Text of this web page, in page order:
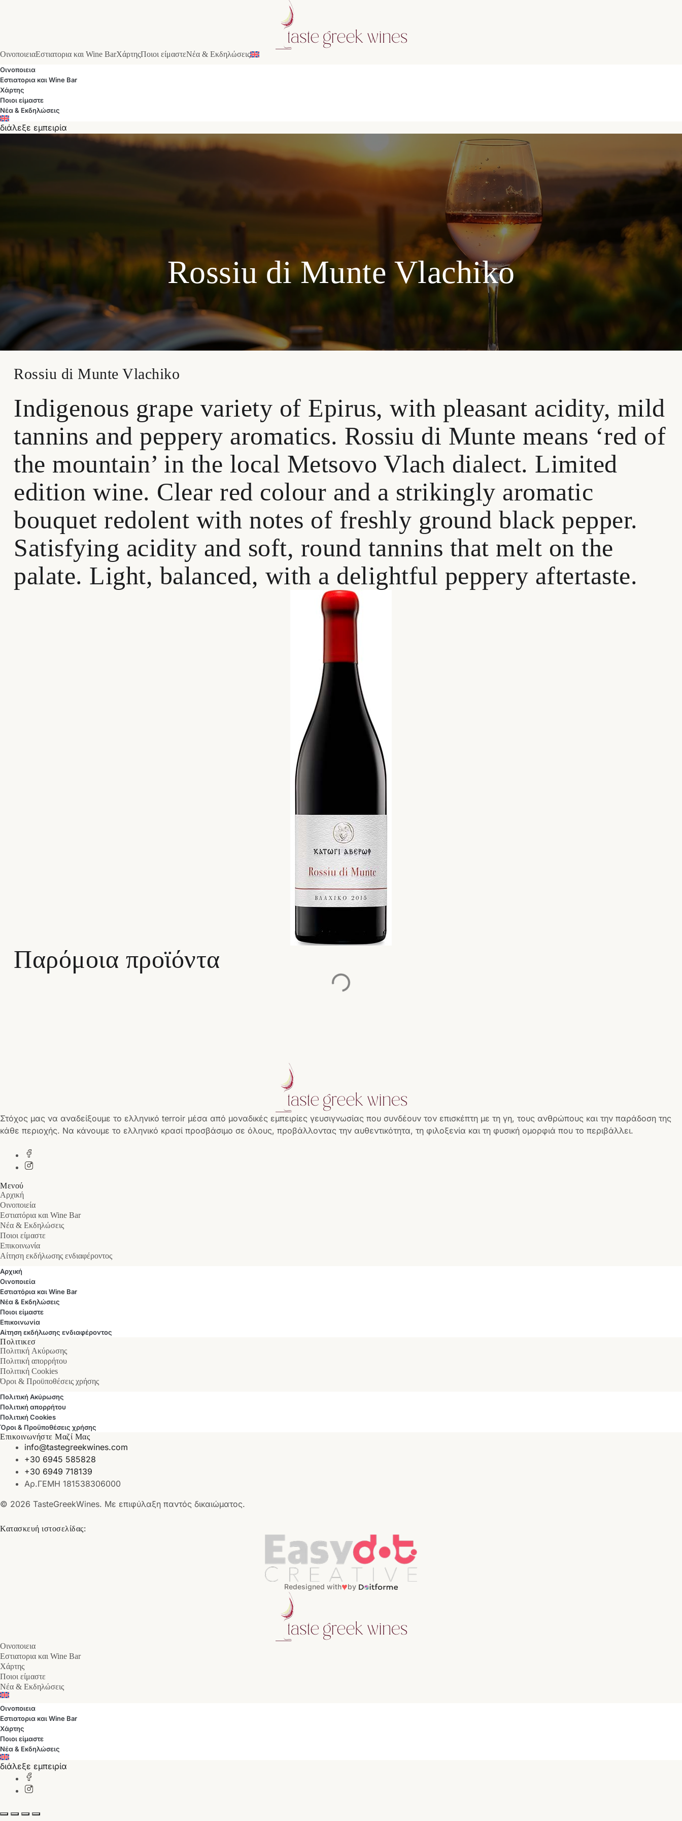
ΟινοποιειαΕστιατορια και Wine BarΧάρτηςΠοιοι είμαστεΝέα & Εκδηλώσεις
Οινοποιεια
Εστιατορια και Wine Bar
Χάρτης
Ποιοι είμαστε
Νέα & Εκδηλώσεις
διάλεξε εμπειρία
Rossiu di Munte Vlachiko
Rossiu di Munte Vlachiko
Indigenous grape variety of Epirus, with pleasant acidity, mild
tannins and peppery aromatics. Rossiu di Munte means ‘red of
the mountain’ in the local Metsovo Vlach dialect. Limited
edition wine. Clear red colour and a strikingly aromatic
bouquet redolent with notes of freshly ground black pepper.
Satisfying acidity and soft, round tannins that melt on the
palate. Light, balanced, with a delightful peppery aftertaste.
Παρόμοια προϊόντα
Στόχος μας να αναδείξουμε το ελληνικό terroir μέσα από μοναδικές εμπειρίες γευσιγνωσίας που συνδέουν τον επισκέπτη με τη γη, τους ανθρώπους και την παράδοση της
κάθε περιοχής. Να κάνουμε το ελληνικό κρασί προσβάσιμο σε όλους, προβάλλοντας την αυθεντικότητα, τη φιλοξενία και τη φυσική ομορφιά που το περιβάλλει.
Μενού
Αρχική
Οινοποιεία
Εστιατόρια και Wine Bar
Νέα & Εκδηλώσεις
Ποιοι είμαστε
Επικοινωνία
Αίτηση εκδήλωσης ενδιαφέροντος
Αρχική
Οινοποιεία
Εστιατόρια και Wine Bar
Νέα & Εκδηλώσεις
Ποιοι είμαστε
Επικοινωνία
Αίτηση εκδήλωσης ενδιαφέροντος
Πολιτικεσ
Πολιτική Ακύρωσης
Πολιτική απορρήτου
Πολιτική Cookies
Όροι & Προϋποθέσεις χρήσης
Πολιτική Ακύρωσης
Πολιτική απορρήτου
Πολιτική Cookies
Όροι & Προϋποθέσεις χρήσης
Επικοινωνήστε Μαζί Μας
info@tastegreekwines.com
+30 6945 585828
+30 6949 718139
Αρ.ΓΕΜΗ 181538306000
© 2026 TasteGreekWines. Με επιφύλαξη παντός δικαιώματος.
Κατασκευή ιστοσελίδας:
Redesigned with♥by
Οινοποιεια
Εστιατορια και Wine Bar
Χάρτης
Ποιοι είμαστε
Νέα & Εκδηλώσεις
Οινοποιεια
Εστιατορια και Wine Bar
Χάρτης
Ποιοι είμαστε
Νέα & Εκδηλώσεις
διάλεξε εμπειρία